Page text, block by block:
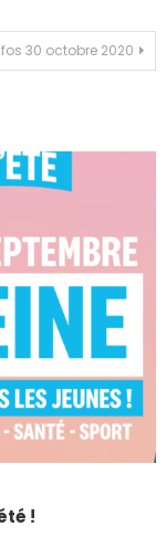
30 octobre 2020
!